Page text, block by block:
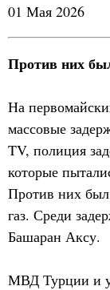
01 Мая 2026
Против них
На
массовые
TV, полиция
которые
Против них
газ. Среди
Башаран Аксу.
МВД Турции и